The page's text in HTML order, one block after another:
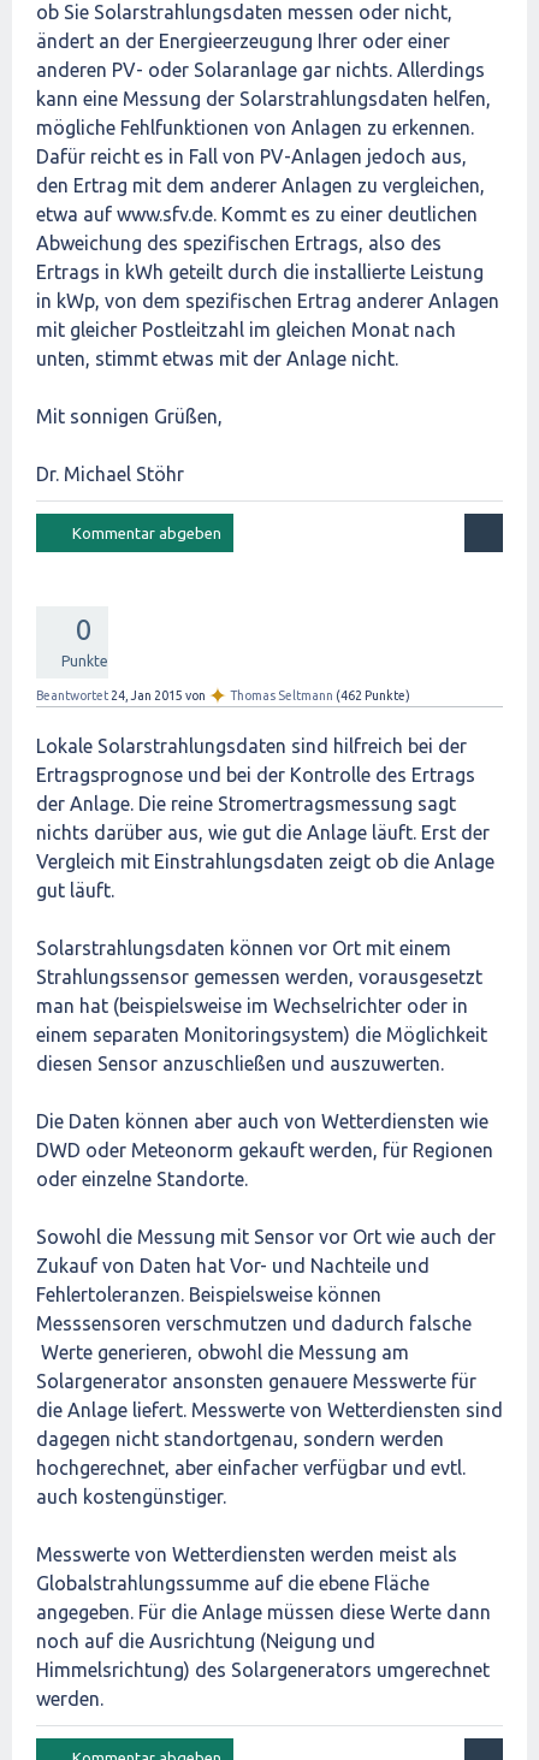
ob Sie Solarstrahlungsdaten messen oder nicht,
ändert an der Energieerzeugung Ihrer oder einer
anderen PV- oder Solaranlage gar nichts. Allerdings
kann eine Messung der Solarstrahlungsdaten helfen,
mögliche Fehlfunktionen von Anlagen zu erkennen.
Dafür reicht es in Fall von PV-Anlagen jedoch aus,
den Ertrag mit dem anderer Anlagen zu vergleichen,
etwa auf www.sfv.de. Kommt es zu einer deutlichen
Abweichung des spezifischen Ertrags, also des
Ertrags in kWh geteilt durch die installierte Leistung
in kWp, von dem spezifischen Ertrag anderer Anlagen
mit gleicher Postleitzahl im gleichen Monat nach
unten, stimmt etwas mit der Anlage nicht.
Mit sonnigen Grüßen,
Dr. Michael Stöhr
0
Punkte
Beantwortet 24, Jan 2015 von ✦ Thomas Seltmann (462 Punkte)
Lokale Solarstrahlungsdaten sind hilfreich bei der
Ertragsprognose und bei der Kontrolle des Ertrags
der Anlage. Die reine Stromertragsmessung sagt
nichts darüber aus, wie gut die Anlage läuft. Erst der
Vergleich mit Einstrahlungsdaten zeigt ob die Anlage
gut läuft.
Solarstrahlungsdaten können vor Ort mit einem
Strahlungssensor gemessen werden, vorausgesetzt
man hat (beispielsweise im Wechselrichter oder in
einem separaten Monitoringsystem) die Möglichkeit
diesen Sensor anzuschließen und auszuwerten.
Die Daten können aber auch von Wetterdiensten wie
DWD oder Meteonorm gekauft werden, für Regionen
oder einzelne Standorte.
Sowohl die Messung mit Sensor vor Ort wie auch der
Zukauf von Daten hat Vor- und Nachteile und
Fehlertoleranzen. Beispielsweise können
Messsensoren verschmutzen und dadurch falsche
Werte generieren, obwohl die Messung am
Solargenerator ansonsten genauere Messwerte für
die Anlage liefert. Messwerte von Wetterdiensten sind
dagegen nicht standortgenau, sondern werden
hochgerechnet, aber einfacher verfügbar und evtl.
auch kostengünstiger.
Messwerte von Wetterdiensten werden meist als
Globalstrahlungssumme auf die ebene Fläche
angegeben. Für die Anlage müssen diese Werte dann
noch auf die Ausrichtung (Neigung und
Himmelsrichtung) des Solargenerators umgerechnet
werden.